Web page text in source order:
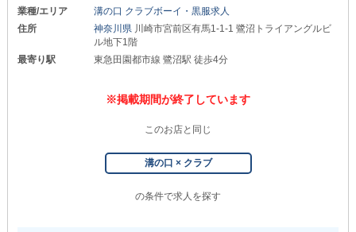
業種/エリア
溝の口 クラブボーイ・黒服求人
住所
神奈川県 川崎市宮前区有馬1-1-1 鷺沼トライアングルビ
ル地下1階
最寄り駅
東急田園都市線 鷺沼駅 徒歩4分
※掲載期間が終了しています
このお店と同じ
溝の口 × クラブ
の条件で求人を探す